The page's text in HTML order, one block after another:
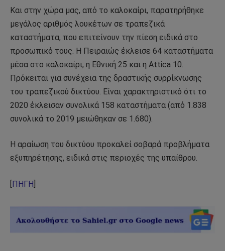
Και στην χώρα μας, από το καλοκαίρι, παρατηρήθηκε
μεγάλος αριθμός λουκέτων σε τραπεζικά
καταστήματα, που επιτείνουν την πίεση ειδικά στο
προσωπικό τους. Η Πειραιώς έκλεισε 64 καταστήματα
μέσα στο καλοκαίρι, η Εθνική 25 και η Attica 10.
Πρόκειται για συνέχεια της δραστικής συρρίκνωσης
του τραπεζικού δικτύου. Είναι χαρακτηριστικό ότι το
2020 έκλεισαν συνολικά 158 καταστήματα (από 1.838
συνολικά το 2019 μειώθηκαν σε 1.680).
Η αραίωση του δικτύου προκαλεί σοβαρά προβλήματα
εξυπηρέτησης, ειδικά στις περιοχές της υπαίθρου.
ΠΗΓΗ